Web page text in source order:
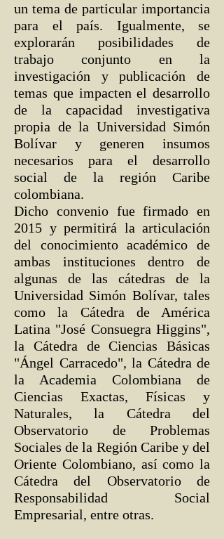
un tema de particular importancia
para el país. Igualmente, se
explorarán posibilidades de
trabajo conjunto en la
investigación y publicación de
temas que impacten el desarrollo
de la capacidad investigativa
propia de la Universidad Simón
Bolívar y generen insumos
necesarios para el desarrollo
social de la región Caribe
colombiana.
Dicho convenio fue firmado en
2015 y permitirá la articulación
del conocimiento académico de
ambas instituciones dentro de
algunas de las cátedras de la
Universidad Simón Bolívar, tales
como la Cátedra de América
Latina "José Consuegra Higgins",
la Cátedra de Ciencias Básicas
"Ángel Carracedo", la Cátedra de
la Academia Colombiana de
Ciencias Exactas, Físicas y
Naturales, la Cátedra del
Observatorio de Problemas
Sociales de la Región Caribe y del
Oriente Colombiano, así como la
Cátedra del Observatorio de
Responsabilidad Social
Empresarial, entre otras.